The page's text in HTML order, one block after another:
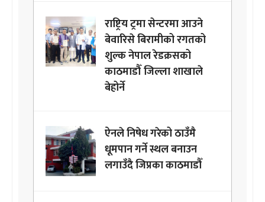
राष्ट्रिय ट्रमा सेन्टरमा आउने
बेवारिसे बिरामीको रगतको
शुल्क नेपाल रेडक्रसको
काठमाडौँ जिल्ला शाखाले
बेहोर्ने
ऐनले निषेध गरेको ठाउँमै
धूमपान गर्ने स्थल बनाउन
लगाउँदै जिप्रका काठमाडौँ